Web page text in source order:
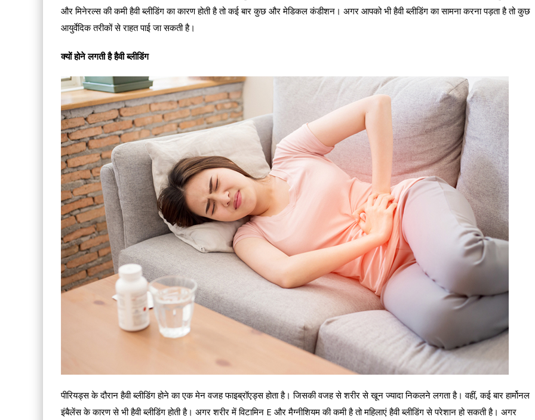
और मिनेरल्स की कमी हैवी ब्लीडिंग का कारण होती है तो कई बार कुछ और मेडिकल कंडीशन। अगर आपको भी हैवी ब्लीडिंग का सामना करना पड़ता है तो कुछ
आयुर्वेदिक तरीकों से राहत पाई जा सकती है।
क्यों होने लगती है हैवी ब्लीडिंग
पीरियड्स के दौरान हैवी ब्लीडिंग होने का एक मेन वजह फाइब्रॉएड्स होता है। जिसकी वजह से शरीर से खून ज्यादा निकलने लगता है। वहीं, कई बार हार्मोनल
इंबैलेंस के कारण से भी हैवी ब्लीडिंग होती है। अगर शरीर में विटामिन E और मैग्नीशियम की कमी है तो महिलाएं हैवी ब्लीडिंग से परेशान हो सकती है। अगर